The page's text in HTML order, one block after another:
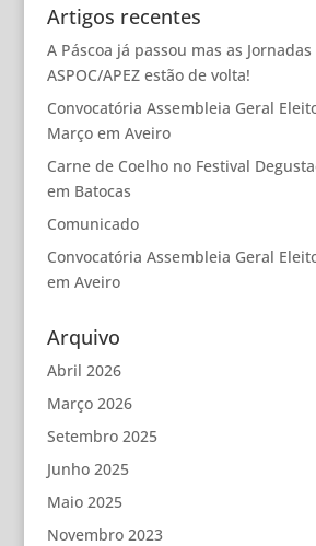
Artigos recentes
A Páscoa já passou mas as
ASPOC/APEZ estão de volta!
Convocatória Assembleia Geral
Março em Aveiro
Carne de Coelho no Festival
em Batocas
Comunicado
Convocatória Assembleia Geral
em Aveiro
Arquivo
Abril 2026
Março 2026
Setembro 2025
Junho 2025
Maio 2025
Novembro 2023